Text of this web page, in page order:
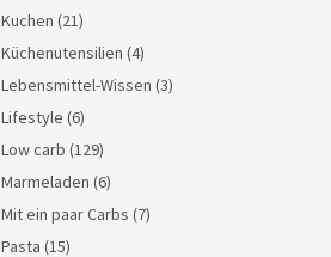
Kuchen (21)
Küchenutensilien (4)
Lebensmittel-Wissen (3)
Lifestyle (6)
Low carb (129)
Marmeladen (6)
Mit ein paar Carbs (7)
Pasta (15)